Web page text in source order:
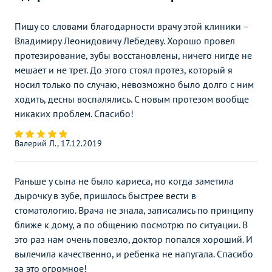
допплерографией сосудов
Пишу со словами благодарности врачу этой клиники –
Владимиру Леонидовичу Лебедеву. Хорошо провел
протезирование, зубы восстановлены, ничего нигде не
мешает и не трет. До этого стоял протез, который я
носил только по случаю, невозможно было долго с ним
ходить, десны воспалялись. С новым протезом вообще
никаких проблем. Спасибо!
Валерий Л., 17.12.2019
Раньше у сына не было кариеса, но когда заметила
дырочку в зубе, пришлось быстрее вести в
стоматологию. Врача не знала, записались по принципу
ближе к дому, а по общению посмотрю по ситуации. В
это раз нам очень повезло, доктор попался хороший. И
вылечила качественно, и ребенка не напугала. Спасибо
за это огромное!